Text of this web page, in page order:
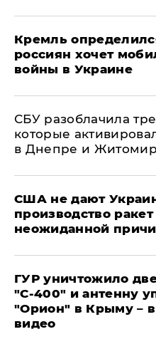
Кремль
россиян хочет
войны в Украине
СБУ разоблачила
которые
в Днепре и
США не дают
производство
неожиданной
ГУР уничтожило
"С‑400" и антенну
"Орион" в Крыму –
видео